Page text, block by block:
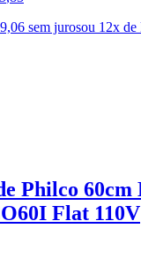
sem jurosou 12x de
Philco
Flat 110V